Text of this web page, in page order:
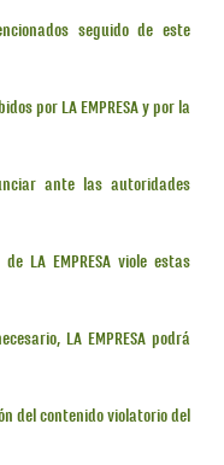
seguido de este
por LA EMPRESA y por la
ante las autoridades
LA EMPRESA viole estas
LA EMPRESA podrá
del contenido violatorio del